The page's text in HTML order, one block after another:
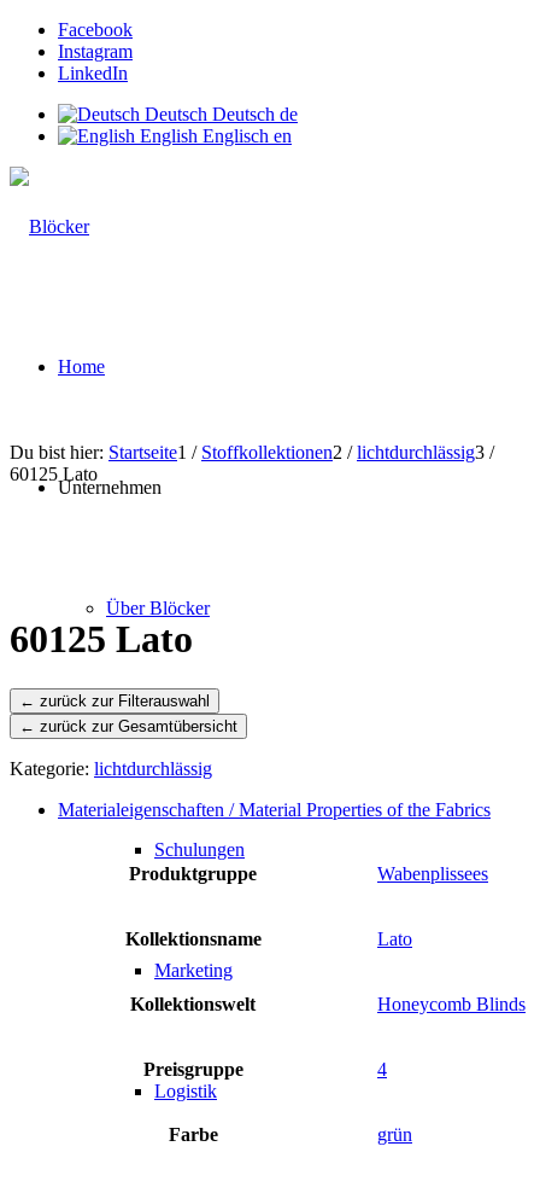
Facebook
Instagram
LinkedIn
Deutsch Deutsch de
English Englisch en
Home
Unternehmen
Über Blöcker
Leistungen
Schulungen
Marketing
Logistik
Du bist hier: Startseite1 / Stoffkollektionen2 / lichtdurchlässig3 /
60125 Lato
60125 Lato
← zurück zur Gesamtübersicht
Kategorie: lichtdurchlässig
Materialeigenschaften / Material Properties of the Fabrics
Produktgruppe Wabenplissees
Kollektionsname Lato
Kollektionswelt Honeycomb Blinds
Preisgruppe 4
Farbe grün